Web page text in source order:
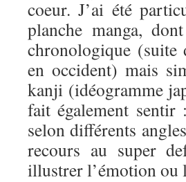
coeur. J’ai été
planche manga,
chronologique (suite
en occident) mais
kanji (idéogramme
fait également sentir
selon différents
recours au super
illustrer l’émotion